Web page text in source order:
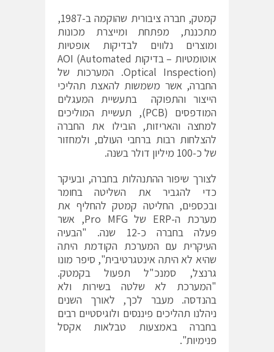
קמטק, חברה ציבורית שהוקמה ב-1987,
מתכננת, מפתחת ומייצרת מכונות
ומוצרים נלווים לבדיקות אופטיות
אוטומטיות – בדיקות AOI (Automated
Optical Inspection). המערכות של
החברה, אשר משמשות להאצת תהליכי
הייצור והתפוקה בתעשיית המעגלים
המודפסים (PCB), תעשיית המוליכים
למחצה והאריזות, הובילו את החברה
להצלחות רבות ברחבי העולם, ולמחזור
של כ-100 מיליון דולר בשנה.
לצורך שיפור ההתנהלות בחברה, ובעיקר
כדי להגביר את השליטה בחומר
ובכספים, החליטה קמטק להחליף את
מערכת ה-ERP של Pro MFG, אשר
פעלה בחברה כ-12 שנה. "הבעיה
העיקרית עם המערכת הקודמת היתה
שהיא לא היתה אינטגרטיבית", סיפר מונו
גרנצל, סמנכ"ל תפעול בקמטק.
"המערכת לא שלטה בשירות ולא
בהנדסה. מעבר לכך, לאורך השנים
ניהלנו תהליכים פיננסים ולוגיסטיים רבים
בחברה באמצעות טבלאות אקסל
פנימיות".